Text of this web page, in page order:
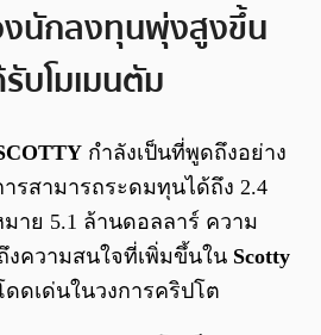
นักลงทุนพุ่งสูงขึ้น
รับโมเมนตัม
กำลังเป็นที่พูดถึงอย่าง
รสามารถระดมทุนได้ถึง 2.4
าย 5.1 ล้านดอลลาร์ ความ
งความสนใจที่เพิ่มขึ้นใน Scotty
ดเด่นในวงการคริปโต